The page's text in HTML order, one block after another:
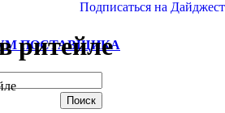
ПОСТАВЩИКА
Подписаться на Дайджест
ритейле